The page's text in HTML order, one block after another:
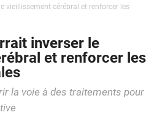
vieillissement cérébral et renforcer les
inverser le
et renforcer les
la voie à des traitements pour